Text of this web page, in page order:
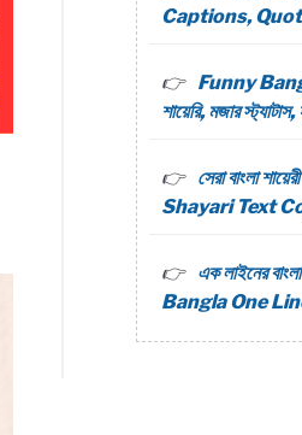
Captions,
Funny
শায়েরি, মজার
সেরা বাংলা
Shayari Text
এক লাইনের বাংলা
Bangla One